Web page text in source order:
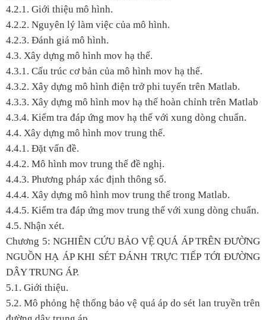
4.2.1. Giới thiệu mô hình.
4.2.2. Nguyên lý làm việc của mô hình.
4.2.3. Đánh giá mô hình.
4.3. Xây dựng mô hình mov hạ thế.
4.3.1. Cấu trúc cơ bản của mô hình mov hạ thế.
4.3.2. Xây dựng mô hình điện trở phi tuyến trên Matlab.
4.3.3. Xây dựng mô hình mov hạ thế hoàn chỉnh trên Matlab
4.3.4. Kiểm tra đáp ứng mov hạ thế với xung dòng chuẩn.
4.4. Xây dựng mô hình mov trung thế.
4.4.1. Đặt vấn đề.
4.4.2. Mô hình mov trung thế đề nghị.
4.4.3. Phương pháp xác định thông số.
4.4.4. Xây dựng mô hình mov trung thế trong Matlab.
4.4.5. Kiểm tra đáp ứng mov trung thế với xung dòng chuẩn.
4.5. Nhận xét.
Chương 5: NGHIÊN CỨU BẢO VỆ QUÁ ÁP TRÊN ĐƯỜNG
NGUỒN HẠ ÁP KHI SÉT ĐÁNH TRỰC TIẾP TỚI ĐƯỜNG
DÂY TRUNG ÁP.
5.1. Giới thiệu.
5.2. Mô phỏng hệ thống bảo vệ quá áp do sét lan truyền trên